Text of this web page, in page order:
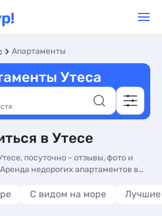
Апартаменты
Утеса
в Утесе
посуточно - отзывы, фото и
недорогих апартаментов в
кухней, завтрак включен и
С видом на море Лучшие